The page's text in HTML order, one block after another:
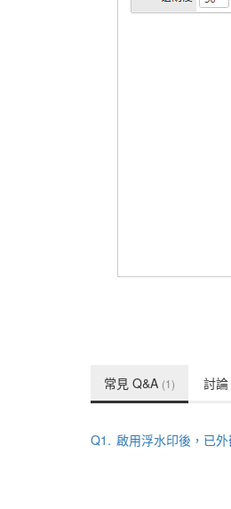
常見 Q&A (1) 討論
Q1. 啟用浮水印後，已